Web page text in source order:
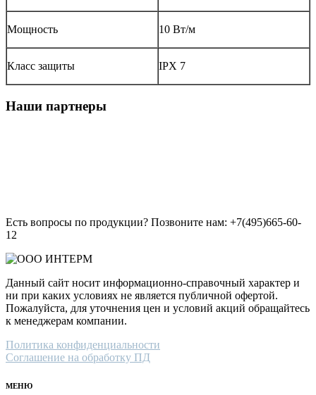
Мощность 10 Вт/м
Класс защиты IPX 7
Наши партнеры
Есть вопросы по продукции? Позвоните нам: +7(495)665-60-
12
Данный сайт носит информационно-справочный характер и
ни при каких условиях не является публичной офертой.
Пожалуйста, для уточнения цен и условий акций обращайтесь
к менеджерам компании.
Политика конфиденциальности
Соглашение на обработку ПД
МЕНЮ